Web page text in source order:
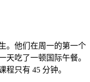
。他们在周一的第一个
天吃了一顿国际午餐。
程只有 45 分钟。